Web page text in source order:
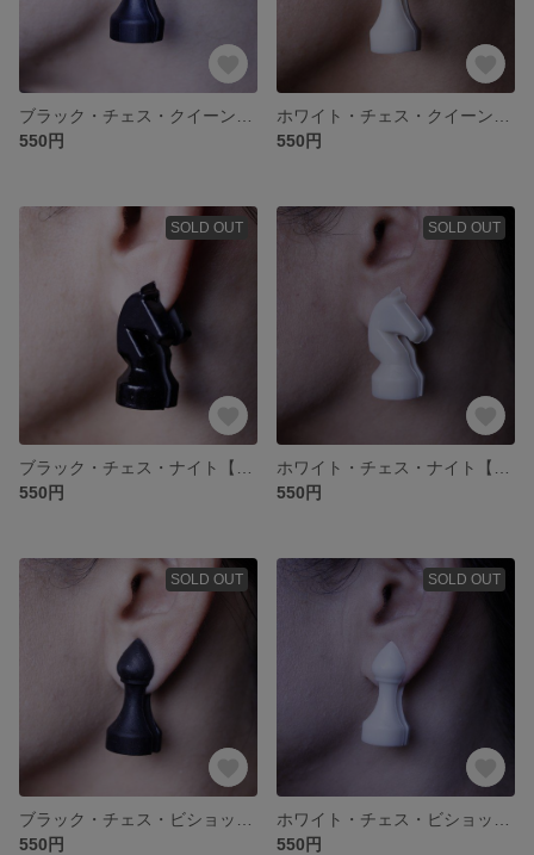
550円
550円
SOLD OUT
550円
SOLD OUT
550円
SOLD OUT
550円
SOLD OUT
550円